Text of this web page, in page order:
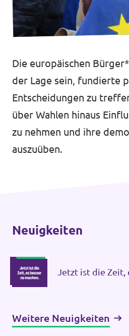
Volt Deutschland
Unsere Events
Deine Spende für Volt!
Impressum
Die europäischen
der Lage sein, fundierte
Entscheidungen zu
über Wahlen hinaus
zu nehmen und ihre
auszuüben.
Neuigkeiten
Jetzt ist die Zeit, es
Weitere Neuigkeiten